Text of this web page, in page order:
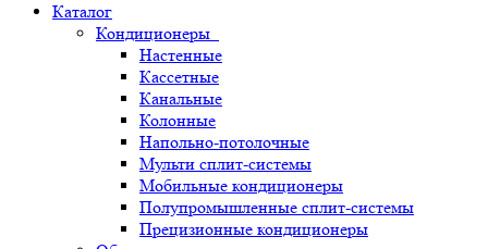
Каталог
Кондиционеры
Настенные
Кассетные
Канальные
Колонные
Напольно-потолочные
Мульти сплит-системы
Мобильные кондиционеры
Полупромышленные сплит-системы
Прецизионные кондиционеры